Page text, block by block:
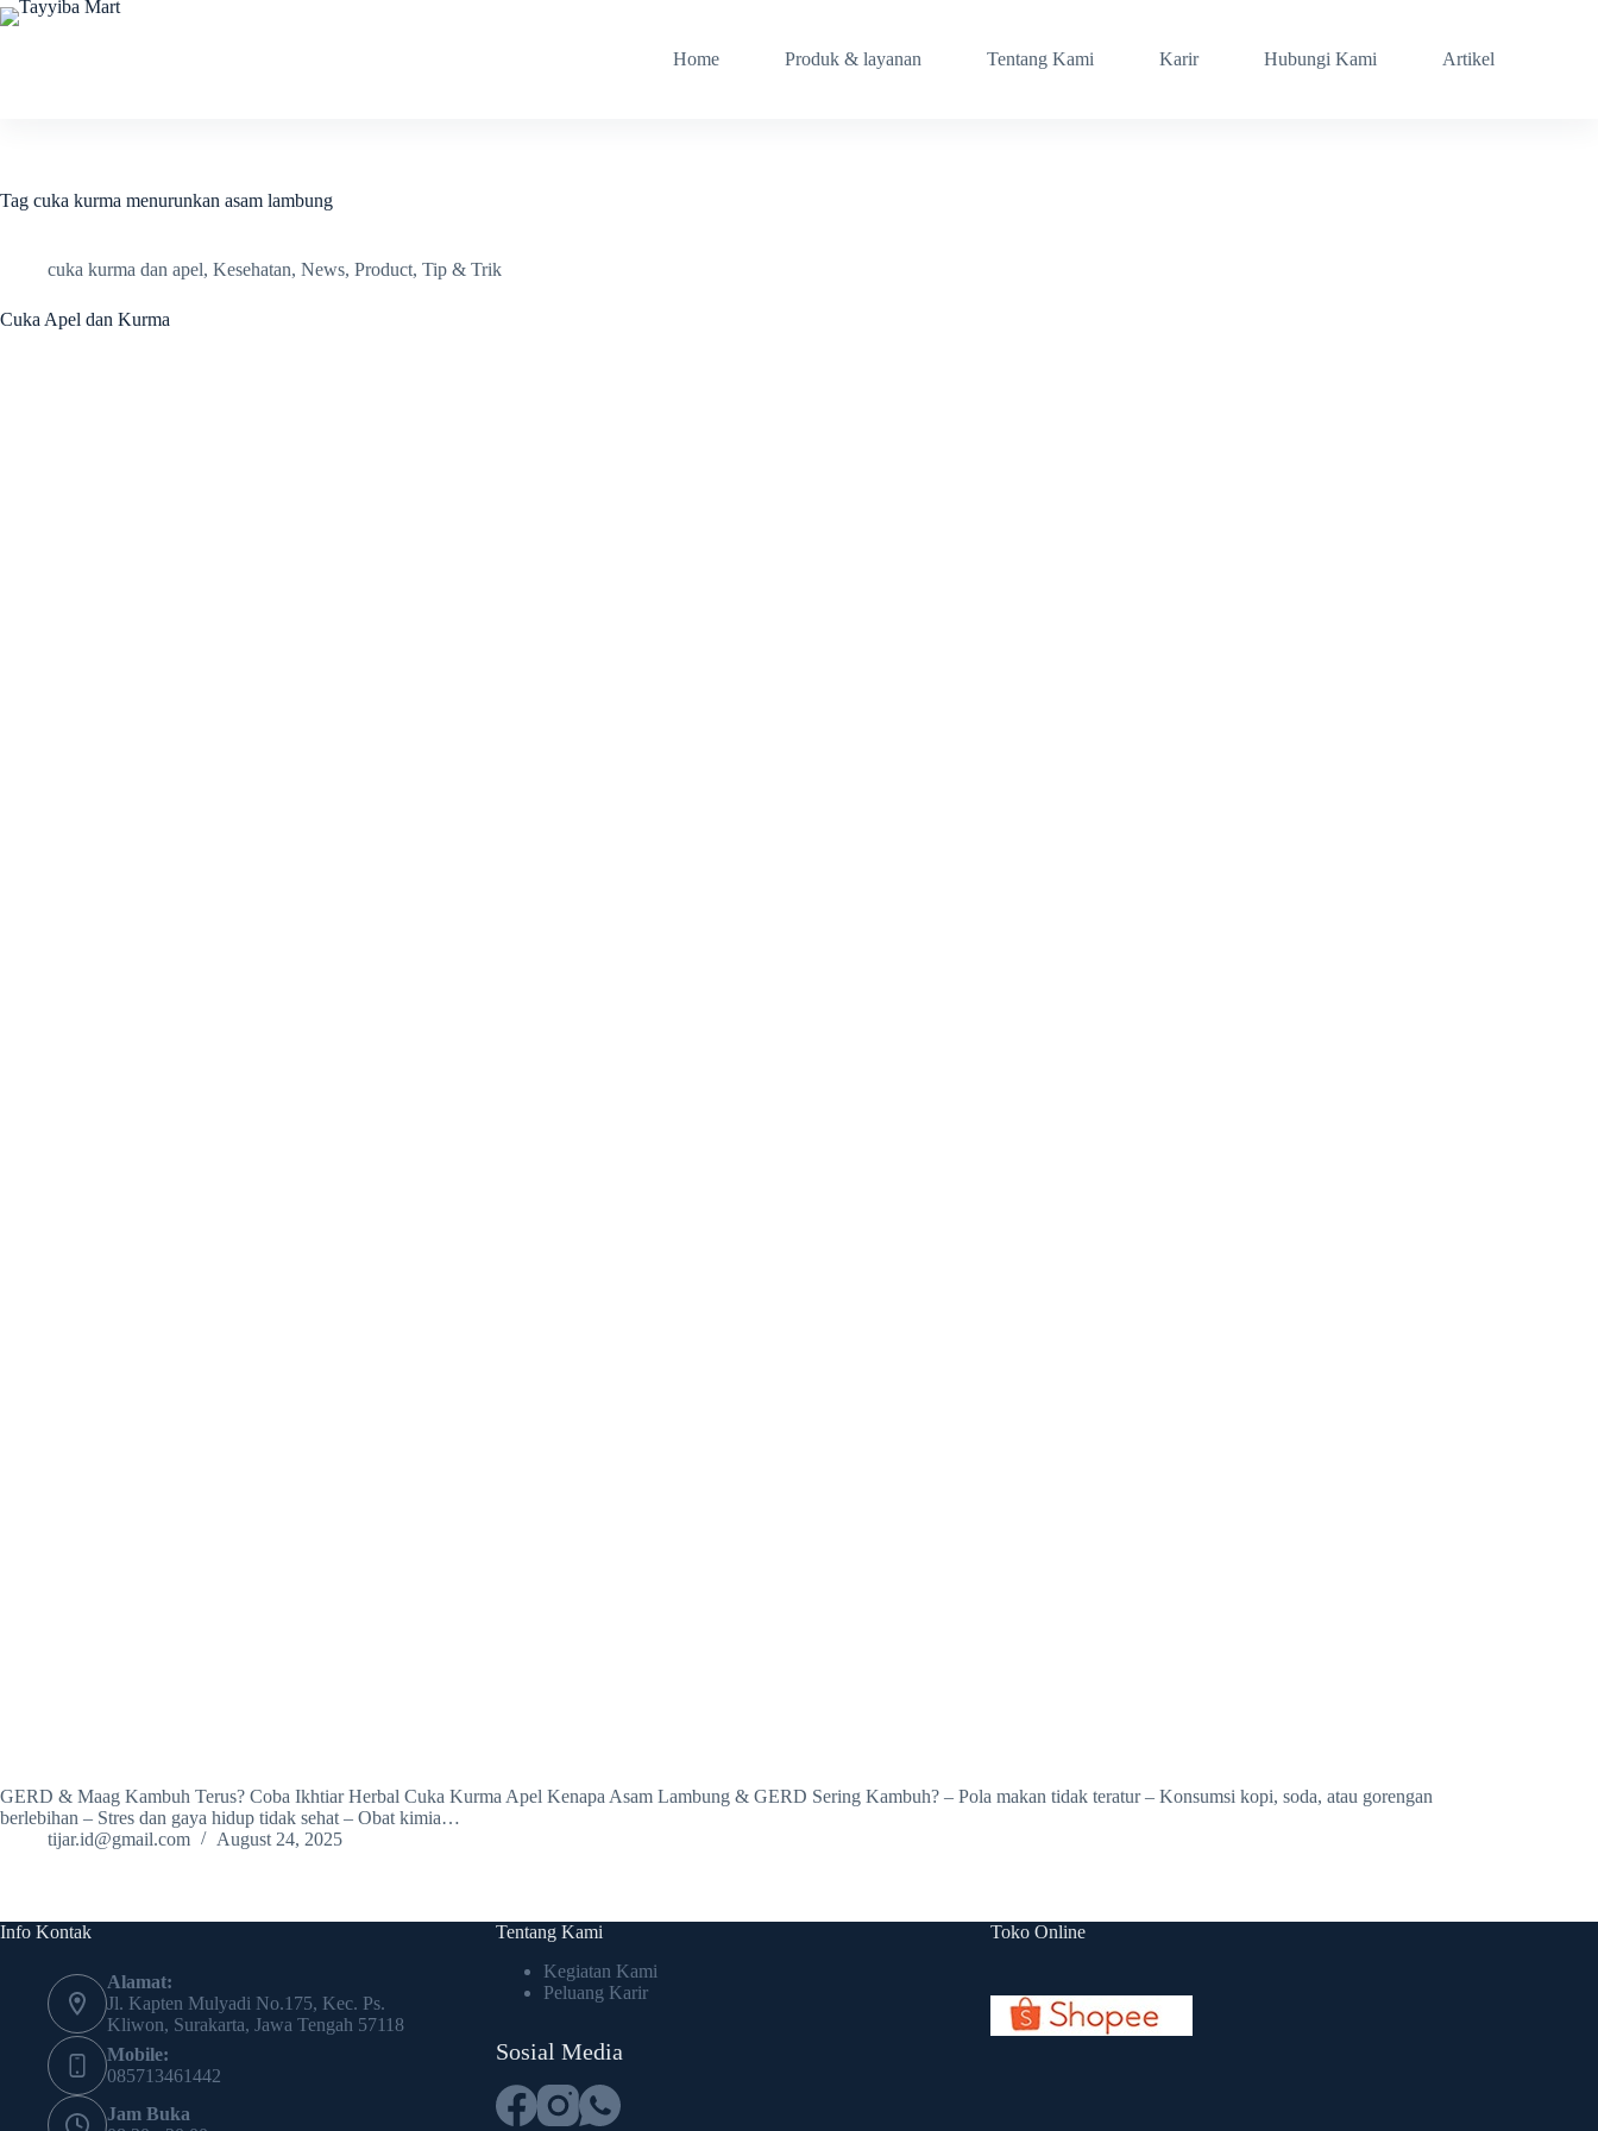
Skip
to
Home Produk & layanan Tentang Kami Karir Hubungi Kami Artikel
Tag cuka kurma menurunkan asam lambung
cuka kurma dan apel, Kesehatan, News, Product, Tip & Trik
Cuka Apel dan Kurma
GERD & Maag Kambuh Terus? Coba Ikhtiar Herbal Cuka Kurma Apel Kenapa Asam Lambung & GERD Sering Kambuh? – Pola makan tidak teratur – Konsumsi kopi, soda, atau gorengan
berlebihan – Stres dan gaya hidup tidak sehat – Obat kimia…
tijar.id@gmail.com
August 24, 2025
Info Kontak
Alamat:
Jl. Kapten Mulyadi No.175, Kec. Ps.
Kliwon, Surakarta, Jawa Tengah 57118
Mobile:
085713461442
Jam Buka
Tentang Kami
Kegiatan Kami
Peluang Karir
Sosial Media
Toko Online